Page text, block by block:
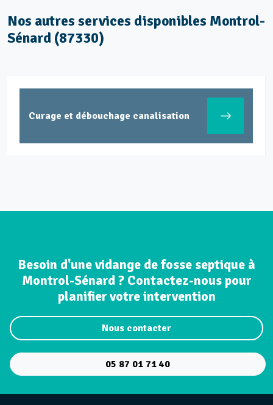
Nos autres services disponibles Montrol-
Sénard (87330)
Curage et débouchage canalisation
Besoin d'une vidange de fosse septique à
Montrol-Sénard ? Contactez-nous pour
planifier votre intervention
Nous contacter
05 87 01 71 40